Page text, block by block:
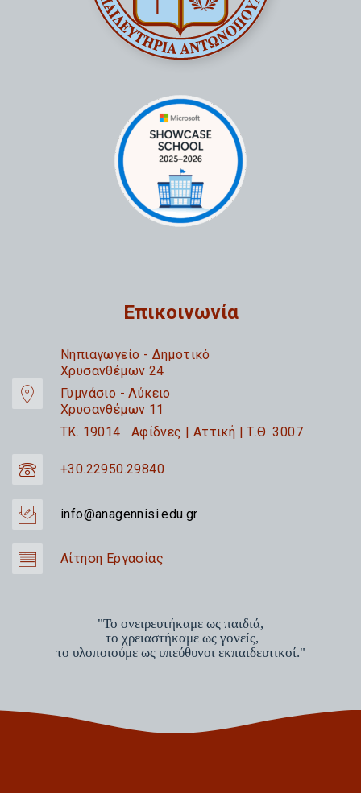
Επικοινωνία
Nηπιαγωγείο - Δημοτικό
Χρυσανθέμων 24
Γυμνάσιο - Λύκειο
Χρυσανθέμων 11
TK. 19014 Αφίδνες | Αττική | Τ.Θ. 3007
+30.22950.29840
info@anagennisi.edu.gr
Αίτηση Εργασίας
"Το ονειρευτήκαμε ως παιδιά,
το χρειαστήκαμε ως γονείς,
το υλοποιούμε ως υπεύθυνοι εκπαιδευτικοί."